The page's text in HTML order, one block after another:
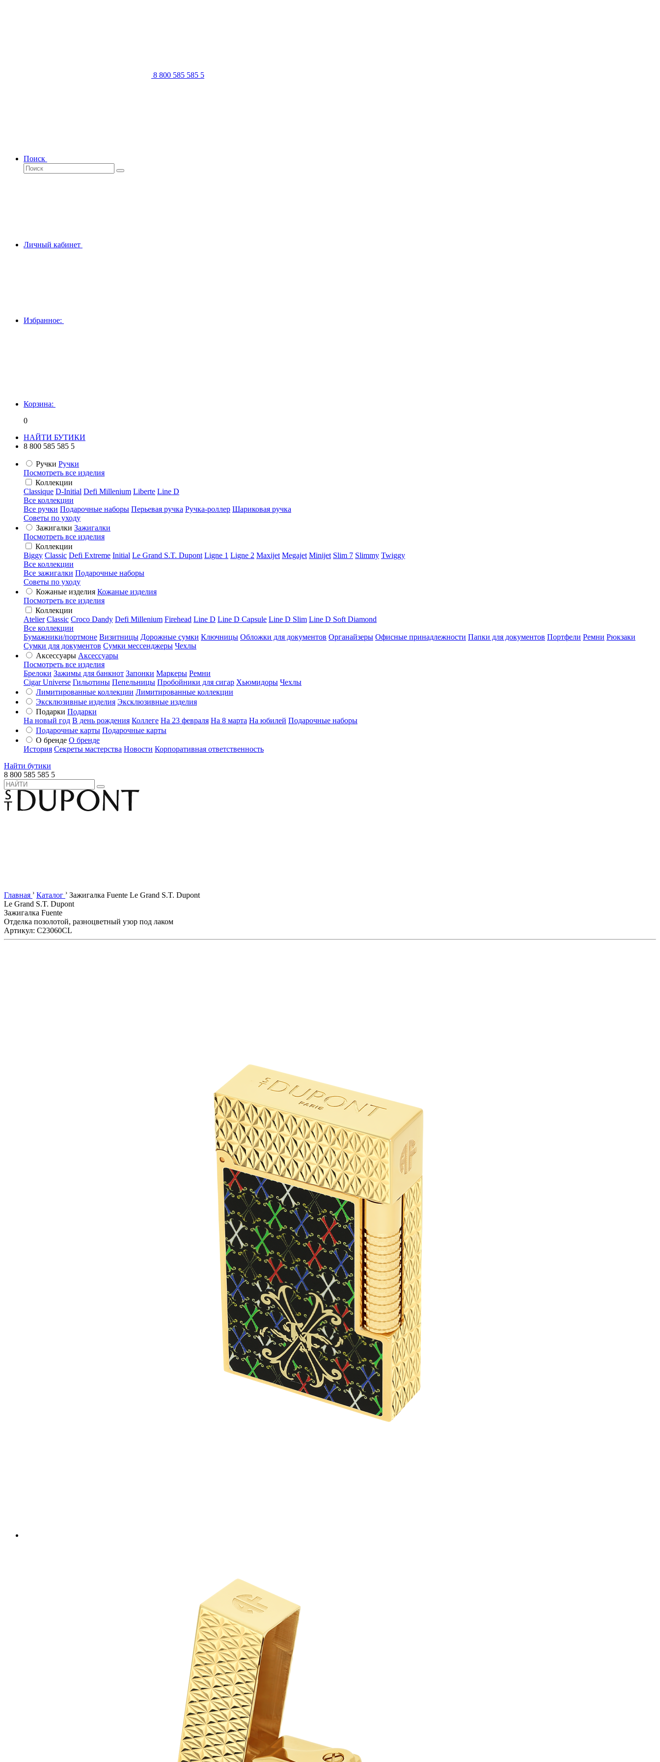
8 800 585 585 5
Поиск
Личный кабинет
Избранное:
Корзина:
0
НАЙТИ БУТИКИ
8 800 585 585 5
Ручки Ручки
Посмотреть все изделия
Коллекции
Classique D-Initial Defi Millenium Liberte Line D
Все коллекции
Все ручки Подарочные наборы Перьевая ручка Ручка-роллер Шариковая ручка
Советы по уходу
Зажигалки Зажигалки
Посмотреть все изделия
Коллекции
Biggy Classic Defi Extreme Initial Le Grand S.T. Dupont Ligne 1 Ligne 2 Maxijet Megajet Minijet Slim 7 Slimmy Twiggy
Все коллекции
Все зажигалки Подарочные наборы
Советы по уходу
Кожаные изделия Кожаные изделия
Посмотреть все изделия
Коллекции
Atelier Classic Croco Dandy Defi Millenium Firehead Line D Line D Capsule Line D Slim Line D Soft Diamond
Все коллекции
Бумажники/портмоне Визитницы Дорожные сумки Ключницы Обложки для документов Органайзеры Офисные принадлежности Папки для документов Портфели Ремни Рюкзаки
Сумки для документов Сумки мессенджеры Чехлы
Аксессуары Аксессуары
Посмотреть все изделия
Брелоки Зажимы для банкнот Запонки Маркеры Ремни
Cigar Universe Гильотины Пепельницы Пробойники для сигар Хьюмидоры Чехлы
Лимитированные коллекции Лимитированные коллекции
Эксклюзивные изделия Эксклюзивные изделия
Подарки Подарки
На новый год В день рождения Коллеге На 23 февраля На 8 марта На юбилей Подарочные наборы
Подарочные карты Подарочные карты
О бренде О бренде
История Секреты мастерства Новости Корпоративная ответственность
Найти бутики
8 800 585 585 5
Главная › Каталог › Зажигалка Fuente Le Grand S.T. Dupont
Le Grand S.T. Dupont
Зажигалка Fuente
Отделка позолотой, разноцветный узор под лаком
Артикул: C23060CL